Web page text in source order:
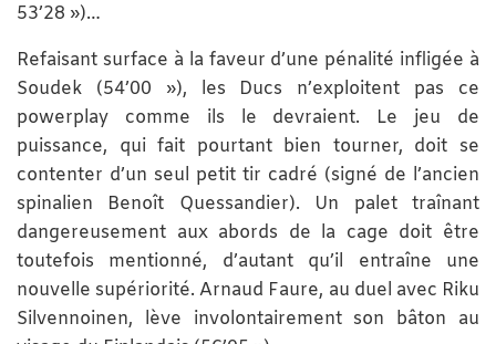
53’28 »)…
Refaisant surface à la faveur d’une pénalité infligée à
Soudek (54’00 »), les Ducs n’exploitent pas ce
powerplay comme ils le devraient. Le jeu de
puissance, qui fait pourtant bien tourner, doit se
contenter d’un seul petit tir cadré (signé de l’ancien
spinalien Benoît Quessandier). Un palet traînant
dangereusement aux abords de la cage doit être
toutefois mentionné, d’autant qu’il entraîne une
nouvelle supériorité. Arnaud Faure, au duel avec Riku
Silvennoinen, lève involontairement son bâton au